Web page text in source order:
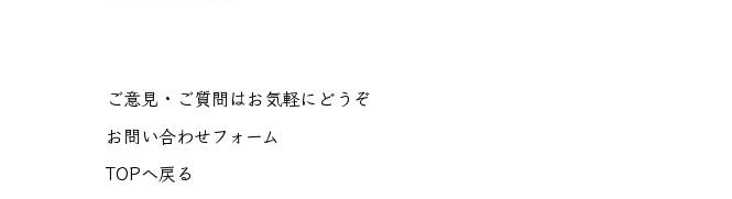
ご意見・ご質問はお気軽にどうぞ
お問い合わせフォーム
TOPへ戻る